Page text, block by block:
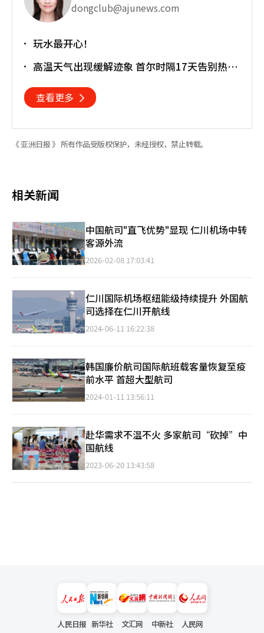
dongclub@ajunews.com
玩水最开心！
高温天气出现缓解迹象 首尔时隔17天告别热带
查看更多
《 亚洲日报 》 所有作品受版权保护，未经授权，禁止转载。
相关新闻
中国航司"直飞优势"显现 仁川机场中转
客源外流
2026-02-08 17:03:41
仁川国际机场枢纽能级持续提升 外国航
司选择在仁川开航线
2024-06-11 16:22:38
韩国廉价航司国际航班载客量恢复至疫
前水平 首超大型航司
2024-01-11 13:56:11
赴华需求不温不火 多家航司“砍掉”中
国航线
2023-06-20 13:43:58
人民日报 新华社 文汇网 中新社 人民网